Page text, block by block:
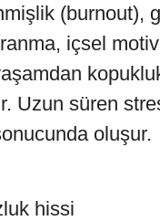
(burnout),
içsel
Uzun süren
oluşur.
hissi